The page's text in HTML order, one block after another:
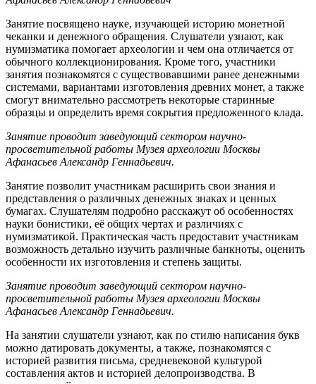
Занятие посвящено науке, изучающей историю монетной
чеканки и денежного обращения. Слушатели узнают, как
нумизматика помогает археологии и чем она отличается от
обычного коллекционирования. Кроме того, участники
занятия познакомятся с существовавшими ранее денежными
системами, вариантами изготовления древних монет, а также
смогут внимательно рассмотреть некоторые старинные
образцы и определить время сокрытия предложенного клада.
Занятие проводит заведующий сектором научно-
просветительной работы Музея археологии Москвы
Афанасьев Александр Геннадьевич.
Занятие позволит участникам расширить свои знания и
представления о различных денежных знаках и ценных
бумагах. Слушателям подробно расскажут об особенностях
науки бонистики, её общих чертах и различиях с
нумизматикой. Практическая часть предоставит участникам
возможность детально изучить различные банкноты, оценить
особенности их изготовления и степень защиты.
Занятие проводит заведующий сектором научно-
просветительной работы Музея археологии Москвы
Афанасьев Александр Геннадьевич.
На занятии слушатели узнают, как по стилю написания букв
можно датировать документы, а также, познакомятся с
историей развития письма, средневековой культурой
составления актов и историей делопроизводства. В